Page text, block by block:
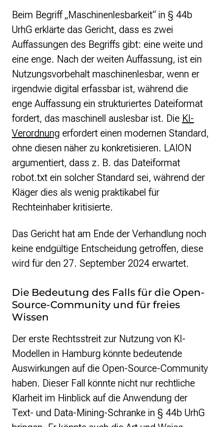
Beim Begriff „Maschinenlesbarkeit“ in § 44b
UrhG erklärte das Gericht, dass es zwei
Auffassungen des Begriffs gibt: eine weite und
eine enge. Nach der weiten Auffassung, ist ein
Nutzungsvorbehalt maschinenlesbar, wenn er
irgendwie digital erfassbar ist, während die
enge Auffassung ein strukturiertes Dateiformat
fordert, das maschinell auslesbar ist. Die KI-
Verordnung erfordert einen modernen Standard,
ohne diesen näher zu konkretisieren. LAION
argumentiert, dass z. B. das Dateiformat
robot.txt ein solcher Standard sei, während der
Kläger dies als wenig praktikabel für
Rechteinhaber kritisierte.
Das Gericht hat am Ende der Verhandlung noch
keine endgültige Entscheidung getroffen, diese
wird für den 27. September 2024 erwartet.
Die Bedeutung des Falls für die Open-
Source-Community und für freies
Wissen
Der erste Rechtsstreit zur Nutzung von KI-
Modellen in Hamburg könnte bedeutende
Auswirkungen auf die Open-Source-Community
haben. Dieser Fall könnte nicht nur rechtliche
Klarheit im Hinblick auf die Anwendung der
Text- und Data-Mining-Schranke in § 44b UrhG